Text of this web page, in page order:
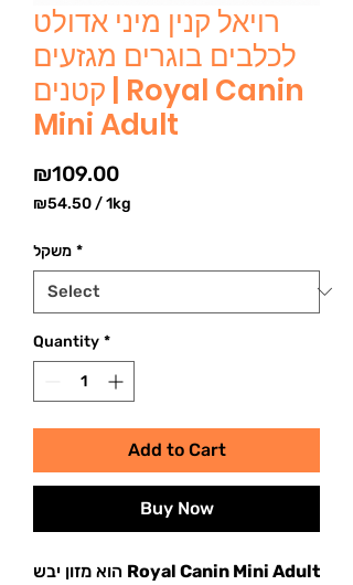
רויאל קנין מיני אדולט
לכלבים בוגרים מגזעים
קטנים | Royal Canin
Mini Adult
₪109.00Price
₪54.50/1kg
per
1
Kilogram
משקל *
Quantity *
Add to Cart
Buy Now
Royal Canin Mini Adult הוא מזון יבש